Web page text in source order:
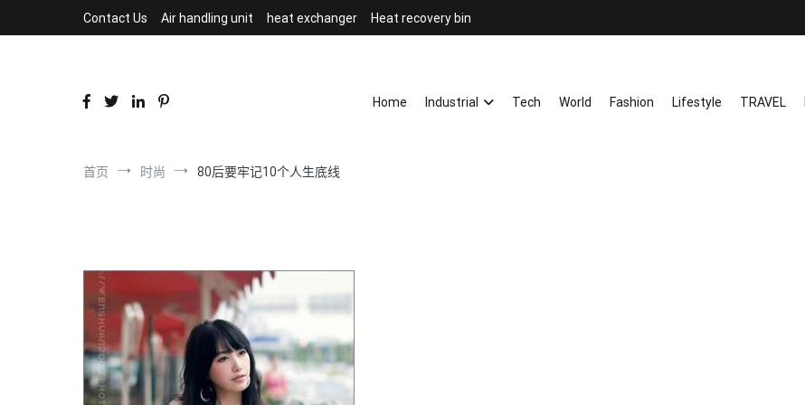
到
Contact Us Air handling unit heat exchanger Heat recovery bin
Home
Industrial Tech World Fashion Lifestyle TRAVEL
首页 时尚 80后要牢记10个人生底线